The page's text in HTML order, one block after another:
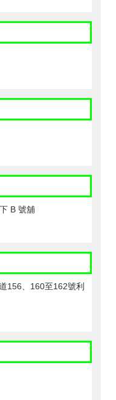
B 號舖
156、160至162號利